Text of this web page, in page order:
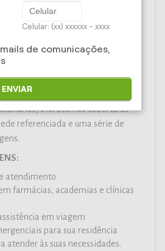
certamente se sentirão
contar com vantagens
coparticipação opcional e
estabelecimentos.
oferecemos à sua empresa
a uma gestão de benefícios
oferecemos coberturas
referenciada e uma série de
atendimento
farmácias, academias e clínicas
em viagem
para sua residência
atender às suas necessidades.
Celular: (xx) xxxxxx - xxxx
de comunicações,
ENVIAR